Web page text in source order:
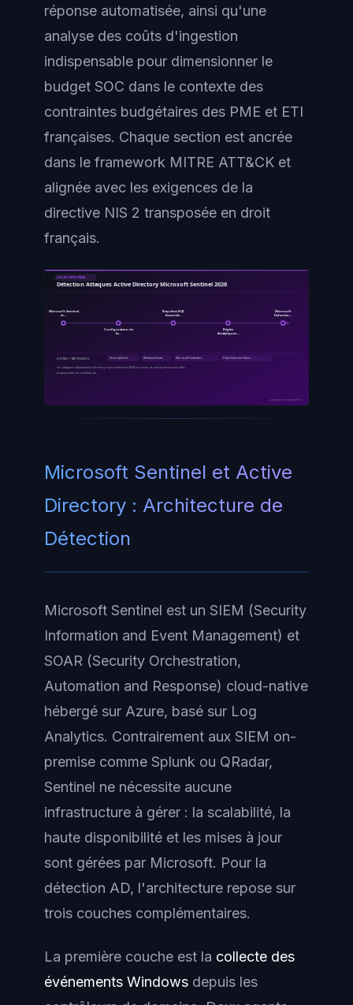
réponse automatisée, ainsi qu'une
analyse des coûts d'ingestion
indispensable pour dimensionner le
budget SOC dans le contexte des
contraintes budgétaires des PME et ETI
françaises. Chaque section est ancrée
dans le framework MITRE ATT&CK et
alignée avec les exigences de la
directive NIS 2 transposée en droit
français.
SOC ET DETECTION
Détection Attaques Active Directory Microsoft Sentinel 2026
et…
Microsoft Sentinel
Configuration de
la…
Essentiel…
Requêtes KQL
Règles
Analytiques…
Defender…
Microsoft
OUTILS / MÉTHODES : SecurityEvent WindowsEvent Microsoft Defender… Data Collection Rules…
Les attaques ciblant Active Directory représentent en 2026 le vecteur de compromission le plus
fréquent dans les incidents de…
ayinedjimi-consultants.fr
Microsoft Sentinel et Active
Directory : Architecture de
Détection
Microsoft Sentinel est un SIEM (Security
Information and Event Management) et
SOAR (Security Orchestration,
Automation and Response) cloud-native
hébergé sur Azure, basé sur Log
Analytics. Contrairement aux SIEM on-
premise comme Splunk ou QRadar,
Sentinel ne nécessite aucune
infrastructure à gérer : la scalabilité, la
haute disponibilité et les mises à jour
sont gérées par Microsoft. Pour la
détection AD, l'architecture repose sur
trois couches complémentaires.
La première couche est la collecte des
événements Windows depuis les